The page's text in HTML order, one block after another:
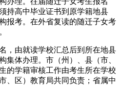
持高中毕业证书到原学籍地县
报考。在外省复读的随迁子女考
，由就读学校汇总后到所在地县
集体办理。市（州）、县（市、
的学籍审核工作由考生所在学校
、区）教育局共同负责；省属中